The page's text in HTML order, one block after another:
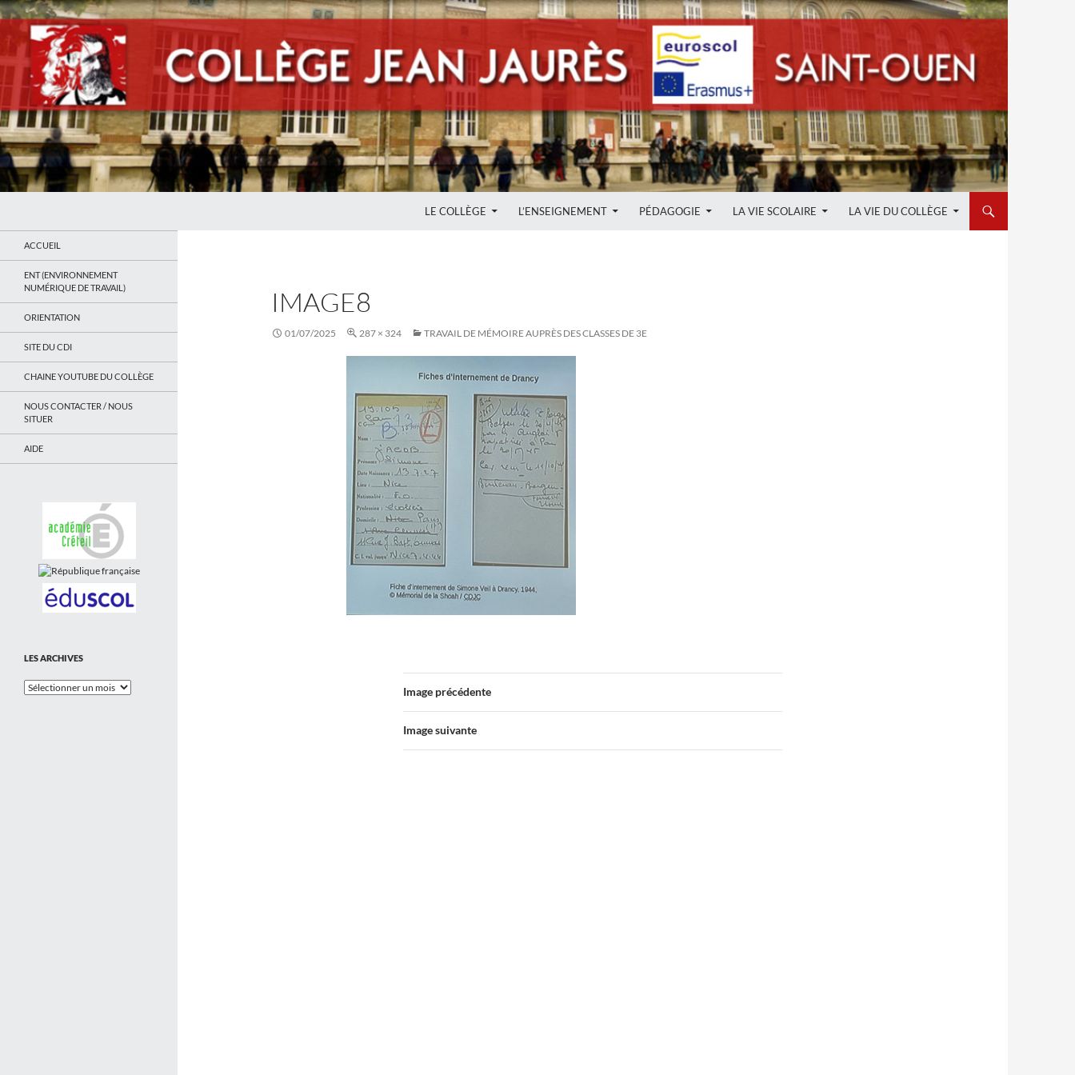
LE COLLÈGE L’ENSEIGNEMENT PÉDAGOGIE LA VIE SCOLAIRE LA VIE DU COLLÈGE
IMAGE8
01/07/2025 287 × 324 TRAVAIL DE MÉMOIRE AUPRÈS DES CLASSES DE 3E
Image précédente
Image suivante
ACCUEIL
ENT (ENVIRONNEMENT
NUMÉRIQUE DE TRAVAIL)
ORIENTATION
SITE DU CDI
CHAINE YOUTUBE DU COLLÈGE
NOUS CONTACTER / NOUS
SITUER
AIDE
LES ARCHIVES
Les